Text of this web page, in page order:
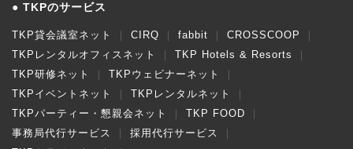
TKPのサービス
TKP貸会議室ネット CIRQ fabbit
CROSSCOOP
TKPレンタルオフィスネット
TKP Hotels & Resorts
TKP研修ネット
TKPウェビナーネット
TKPイベントネット
TKPレンタルネット
TKPパーティー・懇親会ネット
TKP FOOD
事務局代行サービス
採用代行サービス